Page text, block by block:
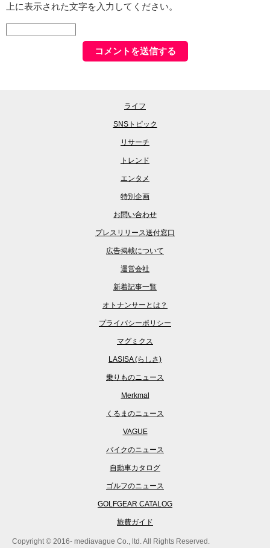
上に表示された文字を入力してください。
ライフ
SNSトピック
リサーチ
トレンド
エンタメ
特別企画
お問い合わせ
プレスリリース送付窓口
広告掲載について
運営会社
新着記事一覧
オトナンサーとは？
プライバシーポリシー
マグミクス
LASISA (らしさ)
乗りものニュース
Merkmal
くるまのニュース
VAGUE
バイクのニュース
自動車カタログ
ゴルフのニュース
GOLFGEAR CATALOG
旅費ガイド
Copyright © 2016- mediavague Co., ltd. All Rights Reserved.